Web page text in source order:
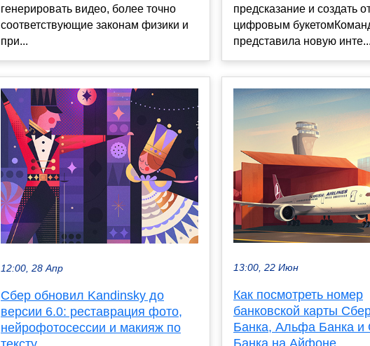
генерировать видео, более точно
соответствующие законам физики и
при...
12:00, 28 Апр
Сбер обновил Kandinsky до
версии 6.0: реставрация фото,
нейрофотосессии и макияж по
предсказание и создать
цифровым
представила новую инте...
13:00, 22 Июн
Как посмотреть номер
банковской карты
Банка, Альфа Банка и